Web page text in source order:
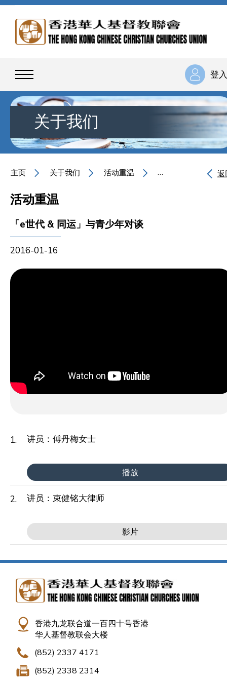
登入
关于我们
主页 关于我们 活动重温 「e世代 & 同运」返
活动重温
「e世代 & 同运」与青少年对谈
2016-01-16
1. 讲员：傅丹梅女士
播放
2. 讲员：束健铭大律师
影片
香港九龙联合道一百四十号香港
华人基督教联会大楼
(852) 2337 4171
(852) 2338 2314